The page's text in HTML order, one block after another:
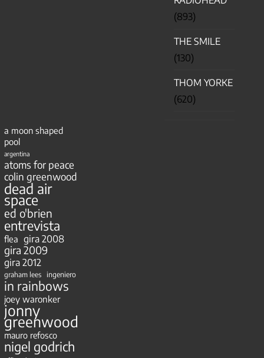
(893)
THE SMILE
(130)
THOM YORKE
(620)
a moon shaped
pool
argentina
atoms for peace
colin greenwood
dead air
space
ed o'brien
entrevista
flea gira 2008
gira 2009
gira 2012
graham lees ingeniero
in rainbows
joey waronker
jonny
greenwood
mauro refosco
nigel godrich